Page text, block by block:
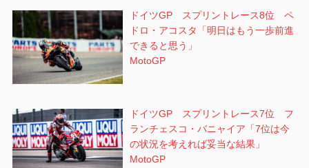
ドイツGP スプリントレース8位 ペ
ドロ・アコスタ「明日はもう一歩前進
できると思う」
MotoGP
ドイツGP スプリントレース7位 フ
ランチェスコ・バニャイア「7位は今
の状況を考えれば妥当な結果」
MotoGP